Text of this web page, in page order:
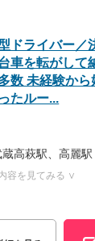
ドライバー／
車を転がして
数 未経験か
たルー...
高萩駅、高麗駅
容を見てみる ∨